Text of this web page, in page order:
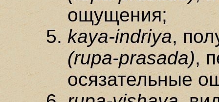
ощущения;
kaya-indriya,
(rupa-prasada),
осязательные